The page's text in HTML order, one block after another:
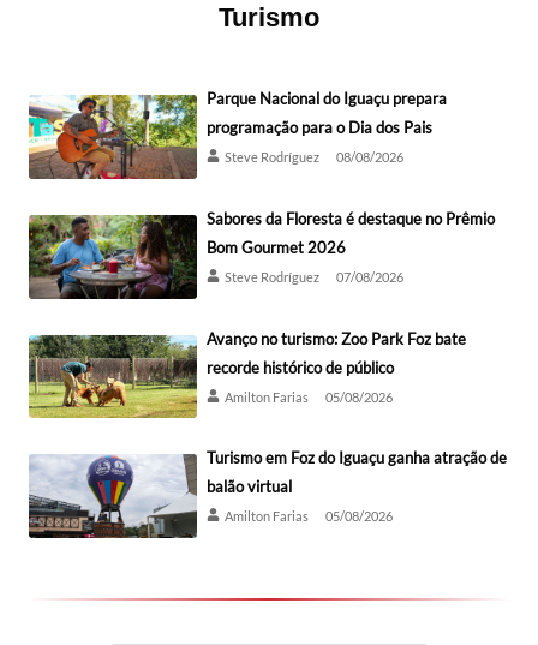
Turismo
Parque Nacional do Iguaçu prepara
programação para o Dia dos Pais
Steve Rodríguez 08/08/2026
Sabores da Floresta é destaque no Prêmio
Bom Gourmet 2026
Steve Rodríguez 07/08/2026
Avanço no turismo: Zoo Park Foz bate
recorde histórico de público
Amilton Farias 05/08/2026
Turismo em Foz do Iguaçu ganha atração de
balão virtual
Amilton Farias 05/08/2026